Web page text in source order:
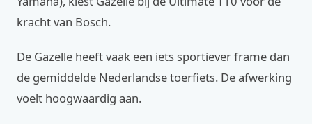
kracht van Bosch.
De Gazelle heeft vaak een iets sportiever frame dan
de gemiddelde Nederlandse toerfiets. De afwerking
voelt hoogwaardig aan.